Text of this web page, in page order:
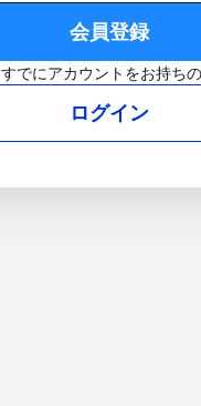
すでにアカウントをお持ち